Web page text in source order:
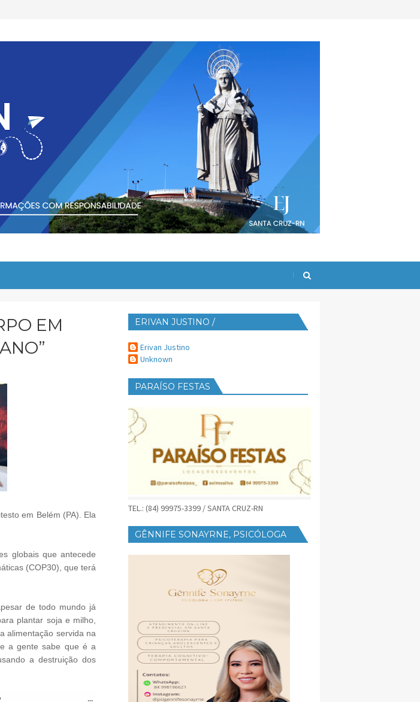
EM
em Belém (PA). Ela
globais que antecede
(COP30), que terá
de todo mundo já
plantar soja e milho,
alimentação servida na
a gente sabe que é a
a destruição dos
ERIVAN JUSTINO /
Erivan Justino
Unknown
PARAÍSO FESTAS
TEL.: (84) 99975-3399 / SANTA CRUZ-RN
GÊNNIFE SONAYRNE, PSICÓLOGA